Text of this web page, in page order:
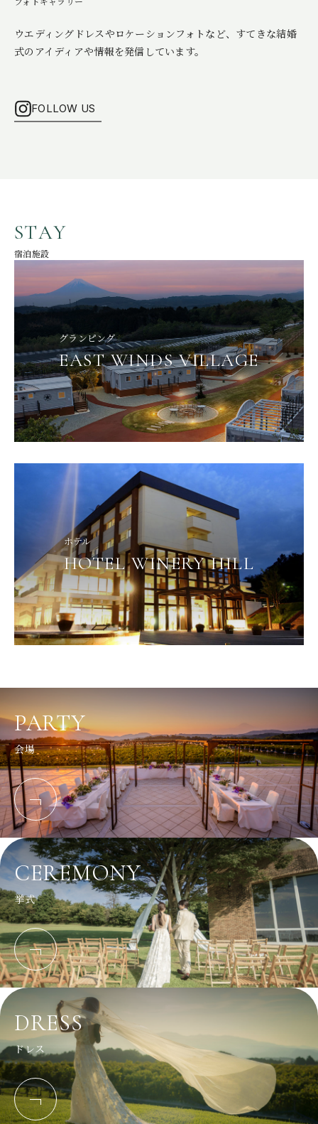
ウエディングドレスやロケーションフォトなど、 すてきな結婚
式のアイディアや情報を発信しています。
FOLLOW US
STAY
宿泊施設
グランピング
EAST WINDS VILLAGE
ホテル
HOTEL WINERY HILL
PARTY
会場
CEREMONY
挙式
DRESS
ドレス